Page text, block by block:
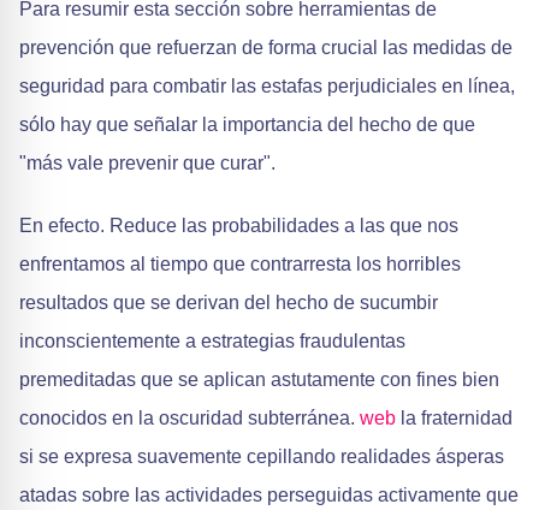
Para resumir esta sección sobre herramientas de
prevención que refuerzan de forma crucial las medidas de
seguridad para combatir las estafas perjudiciales en línea,
sólo hay que señalar la importancia del hecho de que
"más vale prevenir que curar".
En efecto. Reduce las probabilidades a las que nos
enfrentamos al tiempo que contrarresta los horribles
resultados que se derivan del hecho de sucumbir
inconscientemente a estrategias fraudulentas
premeditadas que se aplican astutamente con fines bien
conocidos en la oscuridad subterránea. web la fraternidad
si se expresa suavemente cepillando realidades ásperas
atadas sobre las actividades perseguidas activamente que